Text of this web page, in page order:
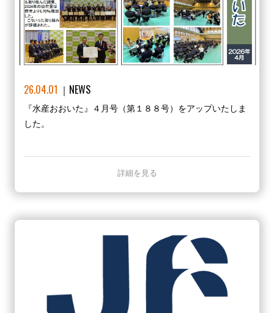
26.04.01 NEWS
『水産おおいた』４月号（第１８８号）をアップいたしま
した。
詳細を見る